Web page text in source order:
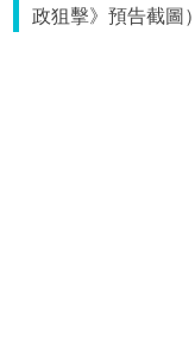
政狙擊》預告截圖）